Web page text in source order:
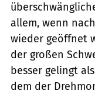
allem, wenn
wieder geöffnet
der großen
besser gelingt
dem der